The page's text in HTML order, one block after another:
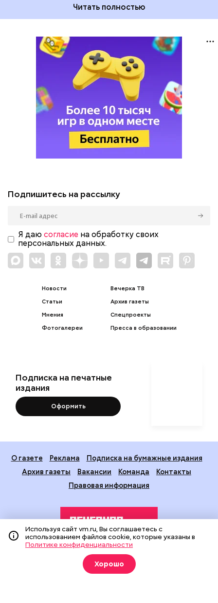
Читать полностью
Подпишитесь на рассылку
Я даю согласие на обработку своих
персональных данных.
Новости
Статьи
Мнения
Фотогалереи
Вечерка ТВ
Архив газеты
Спецпроекты
Пресса в образовании
Подписка на печатные
издания
Оформить
О газете Реклама
Подписка на бумажные издания
Архив газеты
Вакансии Команда
Контакты
Правовая информация
Издание создано при финансовой поддержке Департамента
средств массовой информации и рекламы города Москвы.
На сайте применяются рекомендательные технологии
Используя сайт vm.ru, Вы соглашаетесь с
использованием файлов cookie, которые указаны в
Политике конфиденциальности
Хорошо